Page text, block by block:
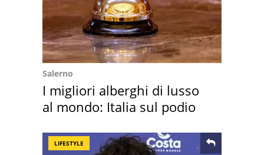
Salerno
I migliori alberghi di lusso
al mondo: Italia sul podio
LIFESTYLE